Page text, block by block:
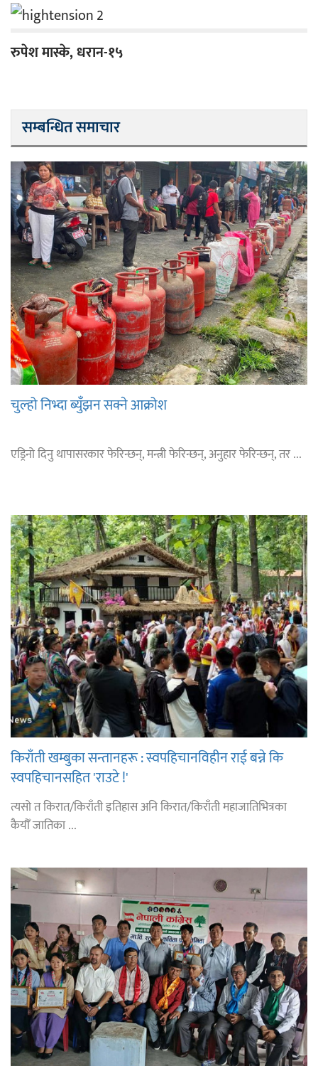
रुपेश मास्के, धरान-१५
सम्बन्धित समाचार
चुल्हो निभ्दा ब्युँझन सक्ने आक्रोश
एड्रिनो दिनु थापासरकार फेरिन्छन्, मन्त्री फेरिन्छन्, अनुहार फेरिन्छन्, तर ...
किराँती खम्बुका सन्तानहरू : स्वपहिचानविहीन राई बन्ने कि
स्वपहिचानसहित 'राउटे !'
त्यसो त किरात/किराँती इतिहास अनि किरात/किराँती महाजातिभित्रका
कैयौँ जातिका ...